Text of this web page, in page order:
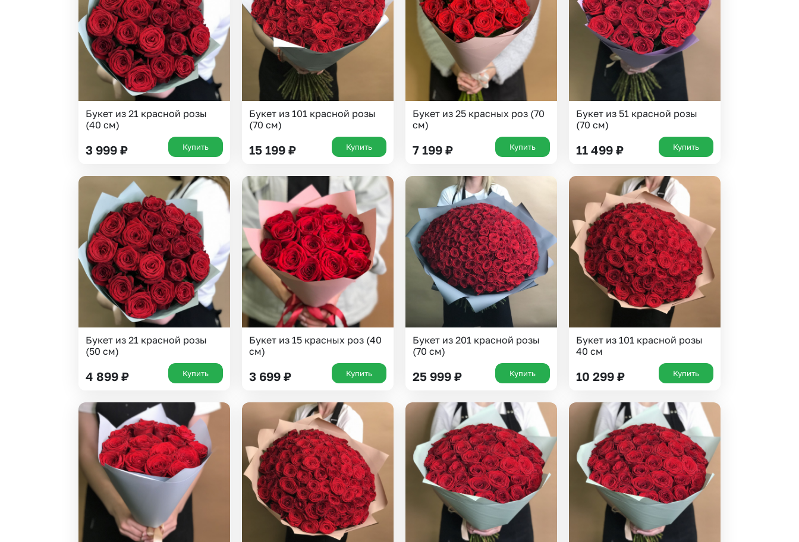
Гортензии
Эустома
Insta букеты
Хиты продаж
Новинки
До 10000 рублей
Черная пятница
Выбор покупателей
Все категории
Все получатели
Букет из 21 красной розы
(40 см)
3 999 ₽ Купить
Букет из 101 красной розы
(70 см)
15 199 ₽ Купить
Букет из 25 красных роз (70
см)
7 199 ₽ Купить
Букет из 51 красной розы
(70 см)
11 499 ₽ Купить
Букет из 21 красной розы
(50 см)
4 899 ₽ Купить
Букет из 15 красных роз (40
см)
3 699 ₽ Купить
Букет из 201 красной розы
(70 см)
25 999 ₽ Купить
Букет из 101 красной розы
40 см
10 299 ₽ Купить